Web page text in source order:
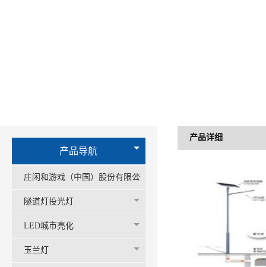
产品导航
庄闲和游戏（中国）股份有限公
司-官网
隧道灯投光灯
LED城市亮化
玉兰灯
产品详细